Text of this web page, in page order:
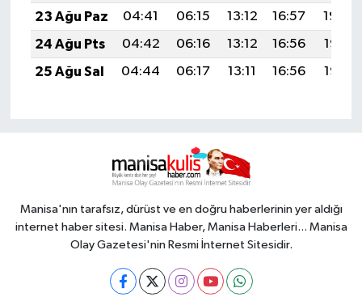
23 Ağu Paz
04:41 06:15 13:12 16:57
19:59
24 Ağu Pts
04:42 06:16 13:12 16:56
19:58
25 Ağu Sal
04:44 06:17 13:11 16:56 19:56
Manisa'nın tarafsız, dürüst ve en doğru haberlerinin yer aldığı
internet haber sitesi. Manisa Haber, Manisa Haberleri... Manisa
Olay Gazetesi'nin Resmi İnternet Sitesidir.